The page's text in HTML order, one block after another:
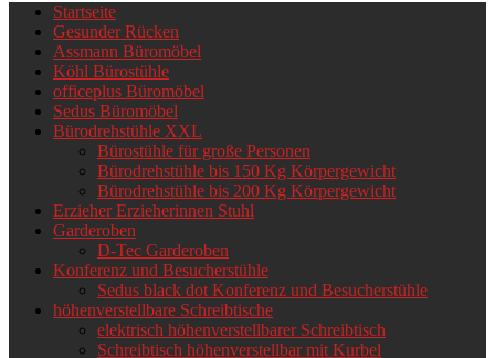
Startseite
Gesunder Rücken
Assmann Büromöbel
Köhl Bürostühle
officeplus Büromöbel
Sedus Büromöbel
Bürodrehstühle XXL
Bürostühle für große Personen
Bürodrehstühle bis 150 Kg Körpergewicht
Bürodrehstühle bis 200 Kg Körpergewicht
Erzieher Erzieherinnen Stuhl
Garderoben
D-Tec Garderoben
Konferenz und Besucherstühle
Sedus black dot Konferenz und Besucherstühle
höhenverstellbare Schreibtische
elektrisch höhenverstellbarer Schreibtisch
Schreibtisch höhenverstellbar mit Kurbel